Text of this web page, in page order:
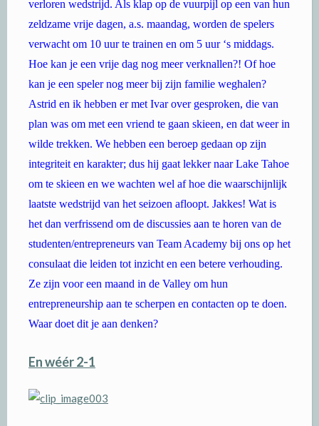
verloren wedstrijd. Als klap op de vuurpijl op een van hun
zeldzame vrije dagen, a.s. maandag, worden de spelers
verwacht om 10 uur te trainen en om 5 uur ‘s middags.
Hoe kan je een vrije dag nog meer verknallen?! Of hoe
kan je een speler nog meer bij zijn familie weghalen?
Astrid en ik hebben er met Ivar over gesproken, die van
plan was om met een vriend te gaan skieen, en dat weer in
wilde trekken. We hebben een beroep gedaan op zijn
integriteit en karakter; dus hij gaat lekker naar Lake Tahoe
om te skieen en we wachten wel af hoe die waarschijnlijk
laatste wedstrijd van het seizoen afloopt. Jakkes! Wat is
het dan verfrissend om de discussies aan te horen van de
studenten/entrepreneurs van Team Academy bij ons op het
consulaat die leiden tot inzicht en een betere verhouding.
Ze zijn voor een maand in de Valley om hun
entrepreneurship aan te scherpen en contacten op te doen.
Waar doet dit je aan denken?
En wéér 2-1